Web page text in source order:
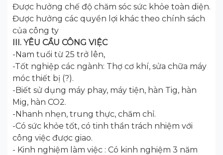
Được hưởng chế độ chăm sóc sức khỏe toàn diện.
Được hưởng các quyền lợi khác theo chính sách
của công ty
III. YÊU CẦU CÔNG VIỆC
-Nam tuổi từ 25 trở lên,
-Tốt nghiệp các ngành: Thợ cơ khí, sửa chữa máy
móc thiết bị (?).
-Biết sử dụng máy phay, máy tiện, hàn Tig, hàn
Mig, hàn CO2.
-Nhanh nhẹn, trung thực, chăm chỉ.
-Có sức khỏe tốt, có tinh thần trách nhiệm với
công việc được giao.
- Kinh nghiệm làm việc : Có kinh nghiệm 3 năm